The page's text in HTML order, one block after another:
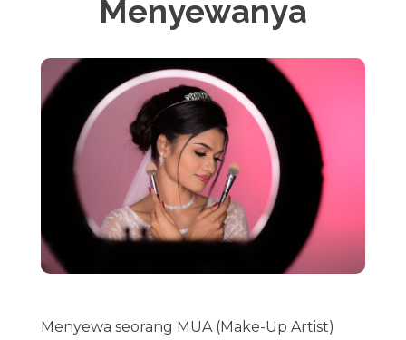
Menyewanya
Menyewa seorang MUA (Make-Up Artist)